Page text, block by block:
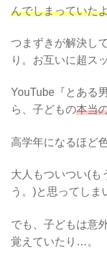
んでしまっていた
つまずきが解決し
り。お互いに超ス
YouTube『とある
ら、子どもの本当
高学年になるほど
大人もついつい(も
う。)と思ってしま
でも、子どもは意
覚えていたり…。